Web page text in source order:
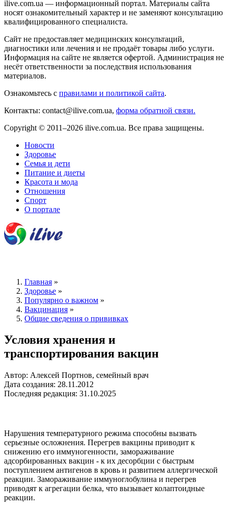
ilive.com.ua — информационный портал. Материалы сайта
носят ознакомительный характер и не заменяют консультацию
квалифицированного специалиста.
Сайт не предоставляет медицинских консультаций,
диагностики или лечения и не продаёт товары либо услуги.
Информация на сайте не является офертой. Администрация не
несёт ответственности за последствия использования
материалов.
Ознакомьтесь с правилами и политикой сайта.
Контакты: contact@ilive.com.ua, форма обратной связи.
Copyright © 2011–2026 ilive.com.ua. Все права защищены.
Новости
Здоровье
Семья и дети
Питание и диеты
Красота и мода
Отношения
Спорт
О портале
Главная »
Здоровье »
Популярно о важном »
Вакцинация »
Общие сведения о прививках
Условия хранения и
транспортирования вакцин
Автор: Алексей Портнов, семейный врач
Дата создания: 28.11.2012
Последняя редакция: 31.10.2025
Нарушения температурного режима способны вызвать
серьезные осложнения. Перегрев вакцины приводит к
снижению его иммуногенности, замораживание
адсорбированных вакцин - к их десорбции с быстрым
поступлением антигенов в кровь и развитием аллергической
реакции. Замораживание иммуноглобулина и перегрев
приводят к агрегации белка, что вызывает колаптоидные
реакции.